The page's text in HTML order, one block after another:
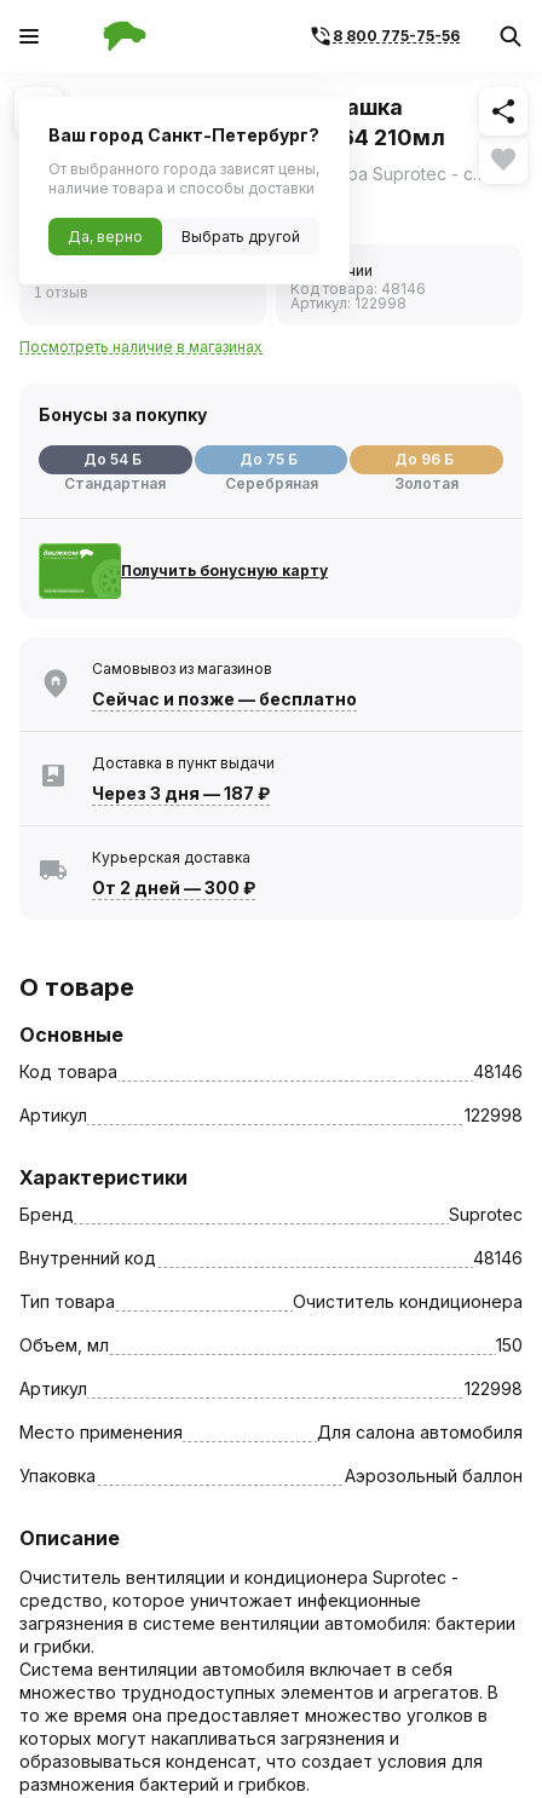
8 800 775-75-56
1/5 Похожие
Очиститель кондиционера шашка
аэрозольная (Suprotec) SA-364 210мл
Очиститель вентиляции и кондиционера Suprotec - средство, которое уничтожает инфекционные загрязнения в системе вентиляции автомобиля: бактерии и грибки. ещё
1 отзыв
В наличии
Код товара: 48146
Артикул: 122998
Посмотреть наличие в магазинах
Бонусы за покупку
До 54 Б
Стандартная
До 75 Б
Серебряная
До 96 Б
Золотая
Получить бонусную карту
Самовывоз из магазинов
Сейчас и позже — бесплатно
Доставка в пункт выдачи
Через 3 дня —187 ₽
Курьерская доставка
От 2 дней —300 ₽
О товаре
Основные
Код товара 48146
Артикул 122998
Характеристики
Бренд Suprotec
Внутренний код 48146
Тип товара Очиститель кондиционера
Объем, мл 150
Артикул 122998
Место применения Для салона автомобиля
Упаковка Аэрозольный баллон
Описание
Очиститель вентиляции и кондиционера Suprotec -
средство, которое уничтожает инфекционные
загрязнения в системе вентиляции автомобиля: бактерии
и грибки.
Система вентиляции автомобиля включает в себя
множество труднодоступных элементов и агрегатов. В
то же время она предоставляет множество уголков в
которых могут накапливаться загрязнения и
образовываться конденсат, что создает условия для
размножения бактерий и грибков.
Ваш город Санкт-Петербург?
От выбранного города зависят цены,
наличие товара и способы доставки
Да, верно Выбрать другой